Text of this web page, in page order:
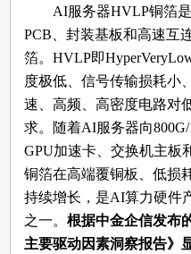
AI服务器HVLP铜箔
PCB、封装基板和高速互
箔。HVLP即
度极低、信号传输损耗小
速、高频、高密度电路对
求。随着AI服务器向
GPU加速卡、交换机主板
铜箔在高端覆铜板、低损
持续增长，是AI算力硬件
之一。根据中金企信发布
主要驱动因素洞察报告》